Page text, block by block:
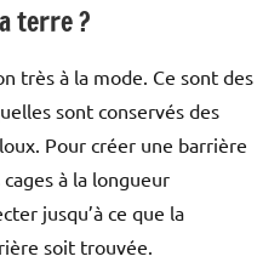
terre ?
très à la mode. Ce sont des
sont conservés des
Pour créer une barrière
à la longueur
jusqu’à ce que la
soit trouvée.